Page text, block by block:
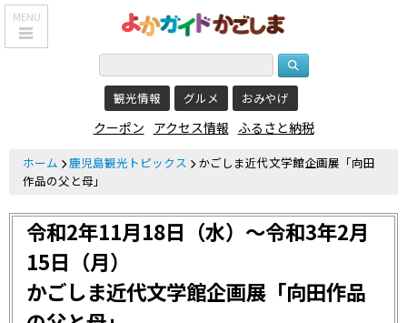
MENU
鹿児島基本情報
観光スポット
食べる・飲む
おみやげを買う
泊まる
観光情報 グルメ おみやげ
クーポン アクセス情報 ふるさと納税
ホーム 鹿児島観光トピックス
かごしま近代文学館企画展「向田
作品の父と母」
令和2年11月18日（水）～令和3年2月
15日（月）
かごしま近代文学館企画展「向田作品